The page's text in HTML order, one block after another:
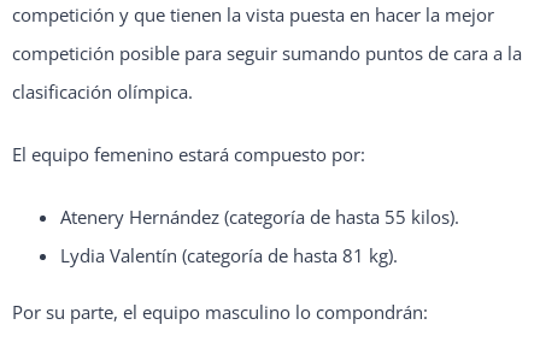
competición y que tienen la vista puesta en hacer la mejor
competición posible para seguir sumando puntos de cara a la
clasificación olímpica.
El equipo femenino estará compuesto por:
Atenery Hernández (categoría de hasta 55 kilos).
Lydia Valentín (categoría de hasta 81 kg).
Por su parte, el equipo masculino lo compondrán: